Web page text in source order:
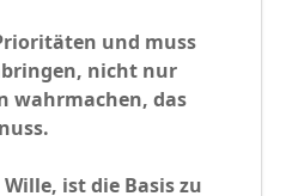
und muss
nicht nur
wahrmachen, das
ist die Basis zu